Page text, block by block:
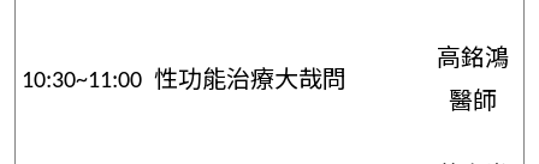
10:30~11:00 性功能治療大哉問
高銘鴻
醫師